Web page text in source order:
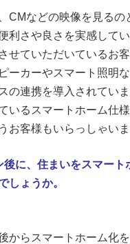
CMなどの映像を見るの
利さや良さを実感して
せていただいているお客
ーカーやスマート照明
の連携を導入されてい
いるスマートホーム仕
お客様もいらっしゃいま
後に、住まいをスマート
しょうか。
からスマートホーム化